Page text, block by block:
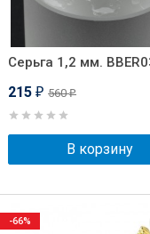
Серьга 1,2 мм.
215 ₽ 560₽
В корзину
-66%